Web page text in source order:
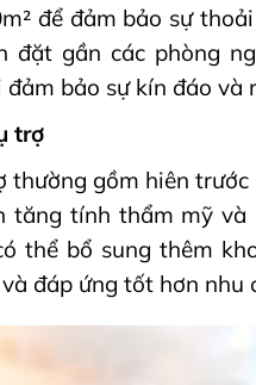
để đảm bảo sự
đặt gần các phòng
đảm bảo sự kín đáo và
trợ
thường gồm hiên
tăng tính thẩm mỹ
thể bổ sung thêm
đáp ứng tốt hơn nhu